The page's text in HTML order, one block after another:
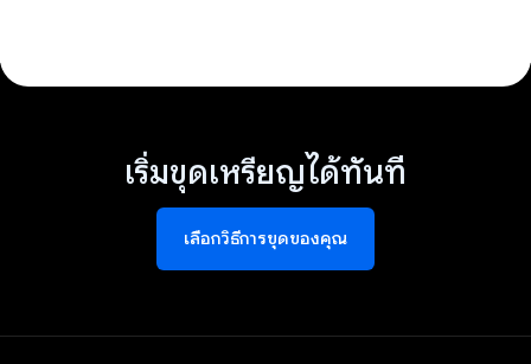
เริ่มขุดเหรียญได้ทันที
เลือกวิธีการขุดของคุณ